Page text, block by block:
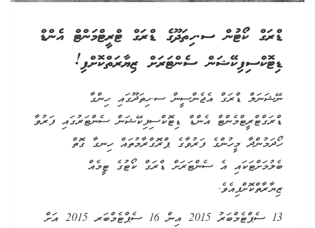
ޑްރަގް ކޯޓުން ސ.ހިތަދޫގެ ޑްރަގް ޓްރީޓްމަންޓް އެންޑް
ޑިޓޮކްސިފިކޭޝަން ސެންޓަރަށް ޒިޔާރަތްކޮށްފި!
ނޭޝަނަލް ޑްރަގް އެޖެންސީން ސ.ހިތަދޫގައި ހިންގާ
ޑްރަގްޓްރީޓްމެންޓް އެންޑް ޑިޓޮކްސިފިކޭޝަން ސެންޓަރުގައި ފަރުވާ
ހޯދަމުންދާ މީހުންގެ ފަރުވާގެ ޕްރޮގްރާމުތައް ހިނގާ ގޮތް
ބެލުމަށްޓަކައި އެ ސެންޓަރަށް ޑްރަގް ކޯޓުގެ ޓީމެއް
ޒިޔާރާތްކޮށްފިއެވެ.
13 ސެޕްޓެމްބަރު 2015 އިން 16 ސެޕްޓެމްބަރ 2015 އަށް